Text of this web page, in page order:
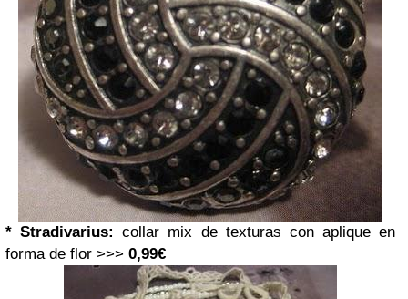
* Stradivarius: collar mix de texturas con aplique en
forma de flor >>> 0,99€